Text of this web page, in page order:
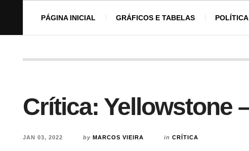
PÁGINA INICIAL GRÁFICOS E TABELAS
Crítica: Yellowstone
JAN 03, 2022 by MARCOS VIEIRA in CRÍTICA